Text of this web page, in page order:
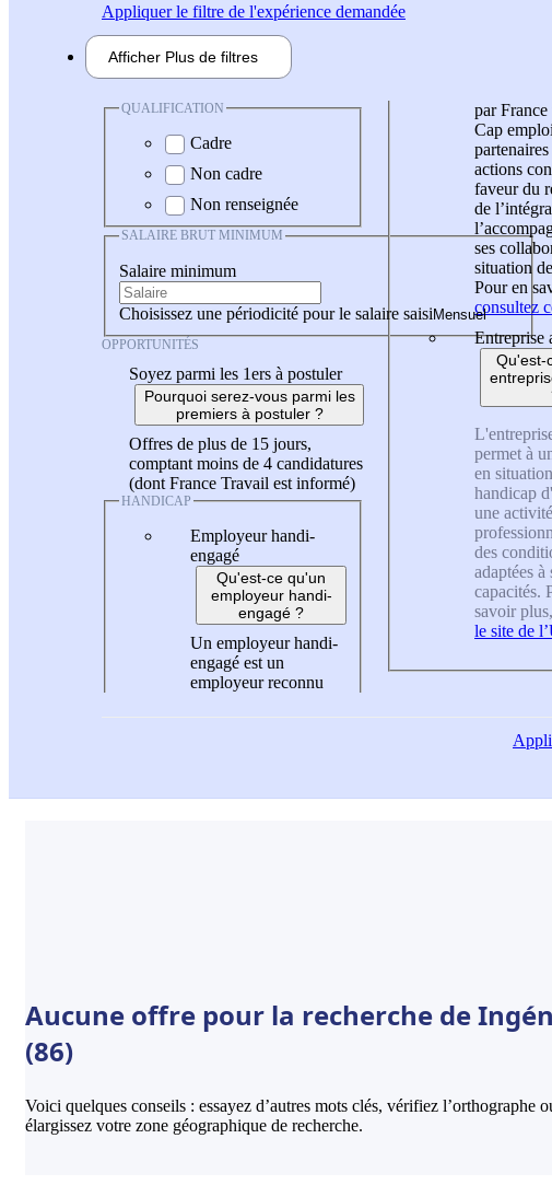
Appliquerle filtre de l'expérience demandée
Afficher Plus de filtres
QUALIFICATION
Cadre
Non cadre
Non renseignée
SALAIRE BRUT MINIMUM
Salaire minimum
Choisissez une périodicité pour le salaire saisi
OPPORTUNITÉS
Soyez parmi les 1ers à postuler
Pourquoi serez-vous parmi les
premiers à postuler ?
Offres de plus de 15 jours,
comptant moins de 4 candidatures
(dont France Travail est informé)
HANDICAP
Employeur handi-
engagé
Qu'est-ce qu'un
employeur handi-
engagé ?
Un employeur handi-
engagé est un
employeur reconnu
par
Cap
actions
faveur du
de
ses
situation
Pour en
consultez
Entreprise
Qu'est-
permet à
en
handicap
une activité
des
adaptées à
capacités.
savoir plus,
le site de
Aucune offre pour la recherche de
(86)
Voici quelques conseils : essayez d’autres mots clés, vérifiez l’orthographe
élargissez votre zone géographique de recherche.